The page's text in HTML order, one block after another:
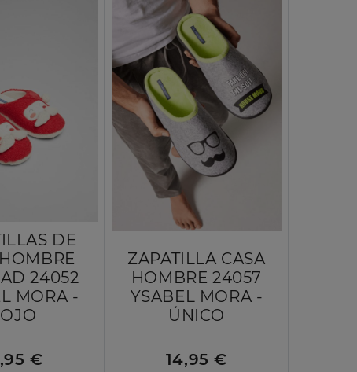
DE
24052
MORA -
€
ZAPATILLA CASA
HOMBRE 24057
YSABEL MORA -
ÚNICO
14,95 €